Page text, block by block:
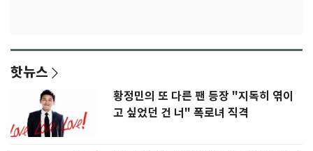
핫뉴스
황정민의 또 다른 팬 등장 "지독히 엮이
고 싶었던 건 너" 폭로녀 직격